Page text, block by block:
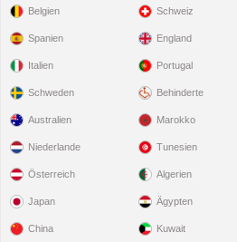
Belgien
Spanien
Italien
Schweden
Schweiz
England
Portugal
Behinderte
Australien
Niederlande
Österreich
Japan
China
Marokko
Tunesien
Algerien
Ägypten
Kuwait